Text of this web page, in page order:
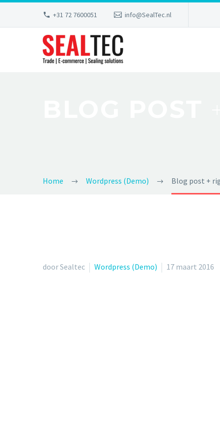
+31 72 7600051 info@SealTec.nl
Home Wordpress (Demo) Blog post +
door Sealtec Wordpress (Demo) 17 maart 2016